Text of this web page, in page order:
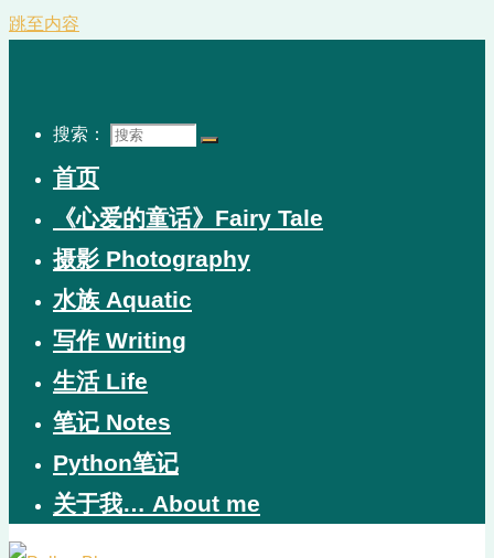
跳至内容
搜索：
首页
《心爱的童话》Fairy Tale
摄影 Photography
水族 Aquatic
写作 Writing
生活 Life
笔记 Notes
Python笔记
关于我… About me